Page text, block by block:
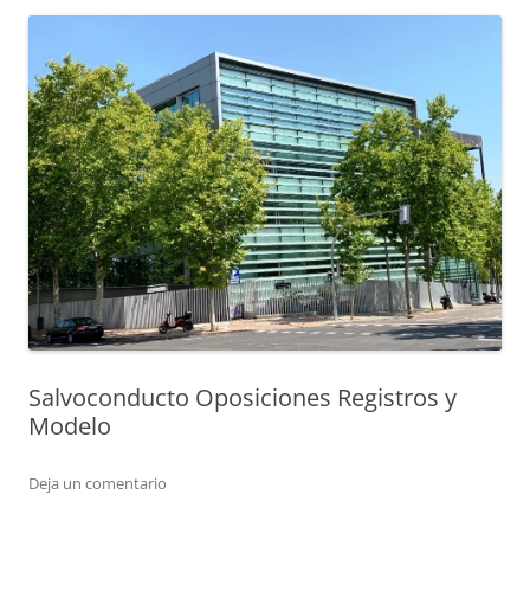
Salvoconducto Oposiciones Registros y
Modelo
Deja un comentario